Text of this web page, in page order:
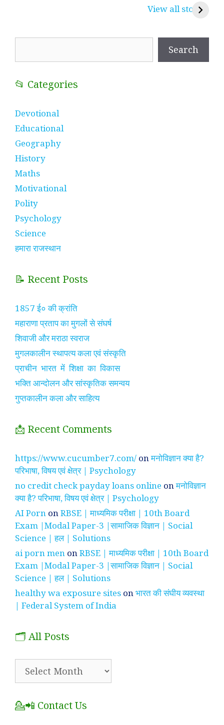
View all stories
रामसा पीर, रुणेचा रा
Search
📂 Categories
Devotional
Educational
Geography
History
Maths
Motivational
Polity
Psychology
Science
हमारा राजस्थान
📝 Recent Posts
1857 ई० की क्रांति
महाराणा प्रताप का मुगलों से संघर्ष
शिवाजी और मराठा स्वराज
मुगलकालीन स्थापत्य कला एवं संस्कृति
प्राचीन भारत में शिक्षा का विकास
भक्ति आन्दोलन और सांस्कृतिक समन्वय
गुप्तकालीन कला और साहित्य
📩 Recent Comments
https://www.cucumber7.com/ onमनोविज्ञान क्या है?
परिभाषा, विषय एवं क्षेत्र | Psychology
no credit check payday loans online onमनोविज्ञान
क्या है? परिभाषा, विषय एवं क्षेत्र | Psychology
AI Porn onRBSE | माध्यमिक परीक्षा | 10th Board
Exam |Modal Paper-3 |सामाजिक विज्ञान | Social
Science | हल | Solutions
ai porn men onRBSE | माध्यमिक परीक्षा | 10th Board
Exam |Modal Paper-3 |सामाजिक विज्ञान | Social
Science | हल | Solutions
healthy wa exposure sites onभारत की संघीय व्यवस्था
| Federal System of India
🗂️ All Posts
💁📲 Contact Us